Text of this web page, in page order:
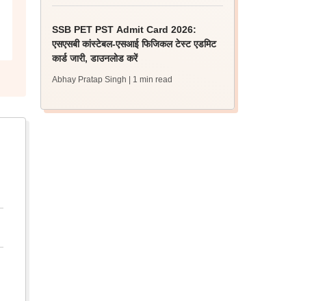
SSB PET PST Admit Card 2026:
एसएसबी कांस्टेबल-एसआई फिजिकल टेस्ट एडमिट
कार्ड जारी, डाउनलोड करें
Abhay Pratap Singh | 1 min read